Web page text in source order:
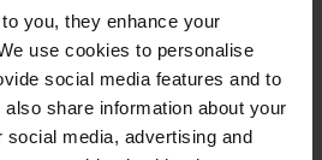
you, they enhance your
use cookies to personalise
social media features and to
share information about your
social media, advertising and
SuiteApp olarak
operasyonel verileri